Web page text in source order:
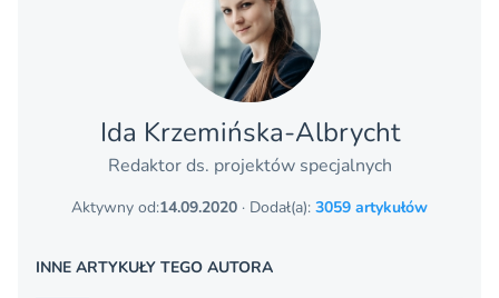
Ida Krzemińska-Albrycht
Redaktor ds. projektów specjalnych
Aktywny od:14.09.2020 · Dodał(a): 3059 artykułów
INNE ARTYKUŁY TEGO AUTORA